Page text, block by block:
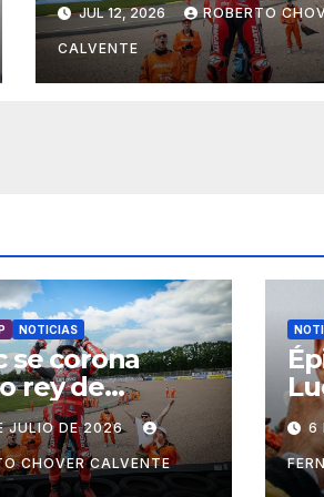
JUL 12, 2026 ROBERTO
CALVENTE
NOTICIAS
se corona
rey de
JULIO DE 2026
CHOVER CALVENTE
6